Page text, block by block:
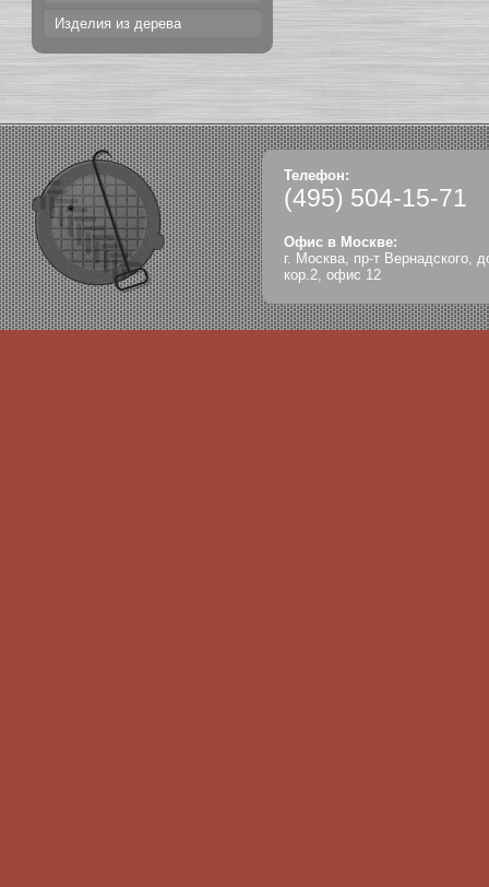
Изделия из дерева
Телефон:
(495) 504-15-71
Офис в Москве:
г. Москва, пр-т Вернадского,
кор.2, офис 12